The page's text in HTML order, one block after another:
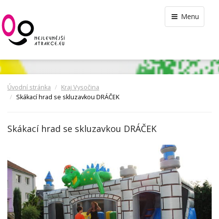
Menu
Úvodní stránka
Kraj Vysočina
Skákací hrad se skluzavkou DRÁČEK
Skákací hrad se skluzavkou DRÁČEK